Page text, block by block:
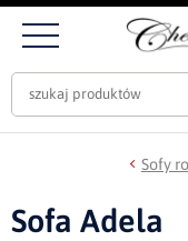
Sofy
Sofa Adela